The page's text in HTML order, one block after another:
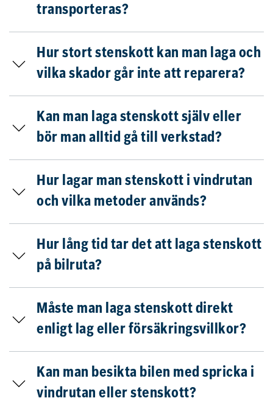
transporteras?
Hur stort stenskott kan man laga och
vilka skador går inte att reparera?
Kan man laga stenskott själv eller
bör man alltid gå till verkstad?
Hur lagar man stenskott i vindrutan
och vilka metoder används?
Hur lång tid tar det att laga stenskott
på bilruta?
Måste man laga stenskott direkt
enligt lag eller försäkringsvillkor?
Kan man besikta bilen med spricka i
vindrutan eller stenskott?